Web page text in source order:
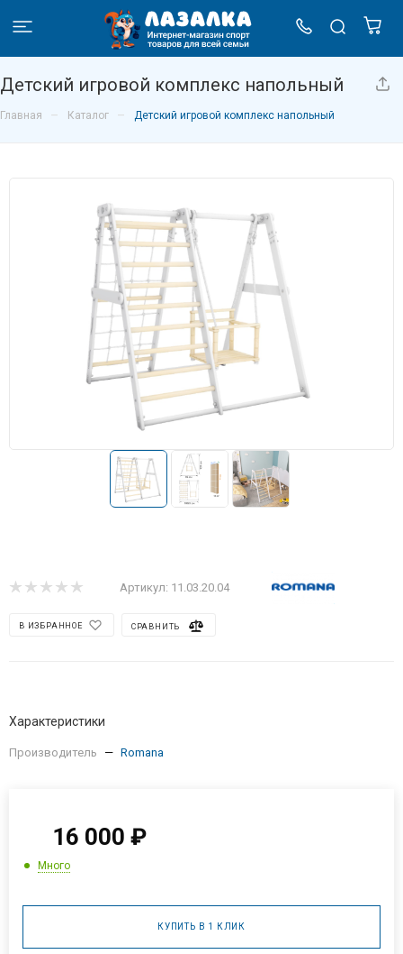
Детский игровой комплекс напольный
Главная – Каталог – Детский игровой комплекс напольный
Артикул: 11.03.20.04
В ИЗБРАННОЕ СРАВНИТЬ
Характеристики
Производитель — Romana
16 000 ₽
Много
КУПИТЬ В 1 КЛИК